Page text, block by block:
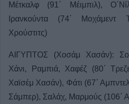
Μέτκαλφ (91΄ Μέιμπιλ),
Ιρανκούντα (74΄ Μοχάμεντ
Χρούστιτς)
ΑΙΓΥΠΤΟΣ (Χοσάμ Χασάν):
Χάνι, Ραμπιά, Χαφέζ (80΄
Χαϊσέμ Χασάν), Φάτι (67΄
Σάμπερ), Σαλάχ, Μαρμούς (106΄